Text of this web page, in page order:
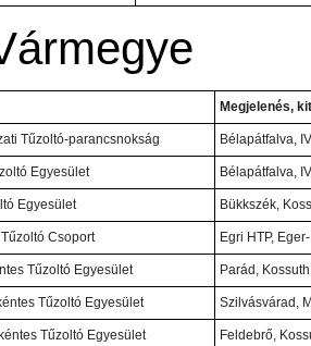
Megjelenés,
Tűzoltó-parancsnokság Bélapátfalva,
Egyesület Bélapátfalva,
Egyesület Bükkszék,
Csoport Egri HTP,
Tűzoltó Egyesület Parád,
Tűzoltó Egyesület Szilvásvárad,
Tűzoltó Egyesület Feldebrő,